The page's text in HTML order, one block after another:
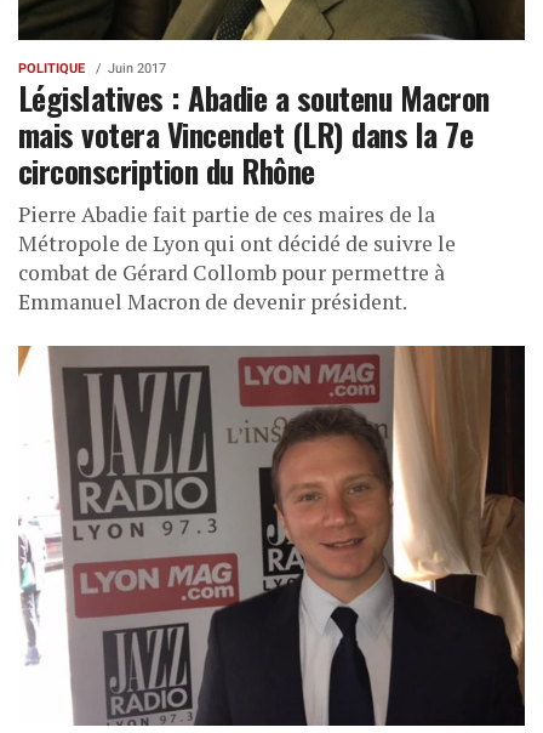
POLITIQUE Juin 2017
Législatives : Abadie a soutenu Macron
mais votera Vincendet (LR) dans la 7e
circonscription du Rhône
Pierre Abadie fait partie de ces maires de la
Métropole de Lyon qui ont décidé de suivre le
combat de Gérard Collomb pour permettre à
Emmanuel Macron de devenir président.